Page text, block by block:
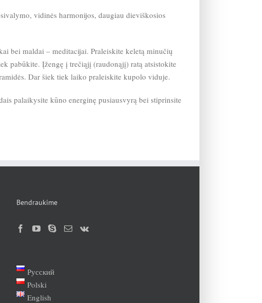
vidinės harmonijos, daugiau dieviškosios
bei maldai – meditacijai. Praleiskite keletą minučių
pabūkite. Įžengę į trečiąjį (raudonąjį) ratą atsistokite
Dar šiek tiek laiko praleiskite kupolo viduje.
palaikysite kūno energinę pusiausvyrą bei stiprinsite
Bendraukime
Русский
Polski
English